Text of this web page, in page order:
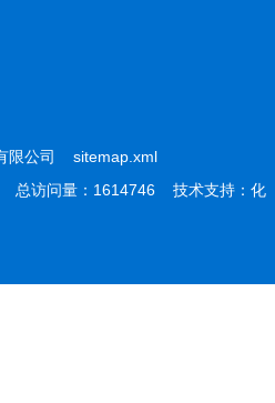
限公司 sitemap.xml
总访问量：1614746 技术支持： 化